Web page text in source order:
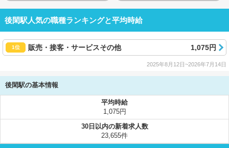
後閑駅人気の職種ランキングと平均時給
1位 販売・接客・サービスその他 1,075円
2025年8月12日~2026年7月14日
後閑駅の基本情報
平均時給
1,075円
30日以内の新着求人数
23,655件